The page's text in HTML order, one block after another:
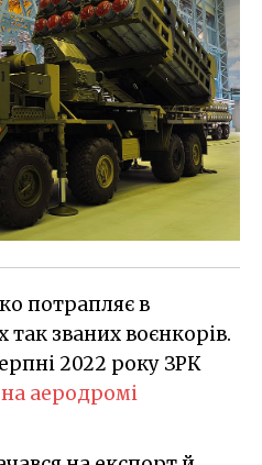
потрапляє в
так званих воєнкорів.
2022 року ЗРК
аеродромі